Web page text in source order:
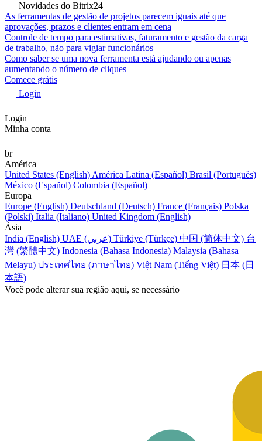
Novidades do Bitrix24
As ferramentas de gestão de projetos parecem iguais até que
aprovações, prazos e clientes entram em cena
Controle de tempo para estimativas, faturamento e gestão da carga
de trabalho, não para vigiar funcionários
Como saber se uma nova ferramenta está ajudando ou apenas
aumentando o número de cliques
Comece grátis
Login
Login
Minha conta
br
América
United States (English) América Latina (Español) Brasil (Português)
México (Español) Colombia (Español)
Europa
Europe (English) Deutschland (Deutsch) France (Français) Polska
(Polski) Italia (Italiano) United Kingdom (English)
Ásia
India (English)
UAE (عربي) Türkiye (Türkçe) 中国 (简体中文) 台
灣 (繁體中文) Indonesia (Bahasa Indonesia) Malaysia (Bahasa
Melayu) ประเทศไทย (ภาษาไทย) Việt Nam (Tiếng Việt) 日本 (日
本語)
Você pode alterar sua região aqui, se necessário